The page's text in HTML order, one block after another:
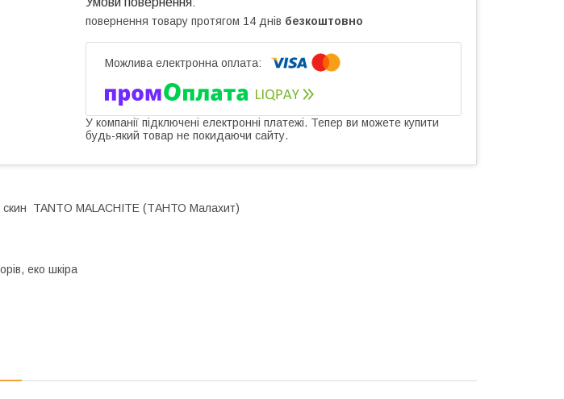
повернення товару протягом 14 днів безкоштовно
У компанії підключені електронні платежі. Тепер ви можете купити
будь-який товар не покидаючи сайту.
TANTO MALACHITE (ТАНТО Малахит)
еко шкіра